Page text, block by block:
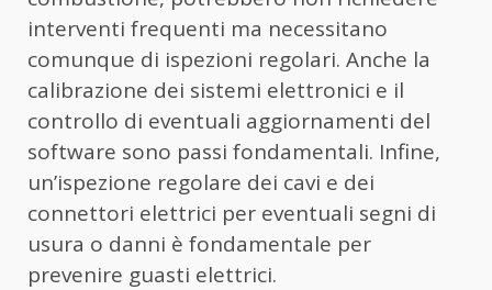
interventi frequenti ma necessitano
comunque di ispezioni regolari. Anche la
calibrazione dei sistemi elettronici e il
controllo di eventuali aggiornamenti del
software sono passi fondamentali. Infine,
un’ispezione regolare dei cavi e dei
connettori elettrici per eventuali segni di
usura o danni è fondamentale per
prevenire guasti elettrici.